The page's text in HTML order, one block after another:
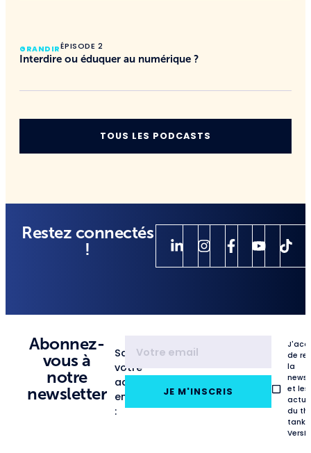
GRANDIRÉPISODE 2
Interdire ou éduquer au numérique ?
TOUS LES PODCASTS
Restez connectés
!
Abonnez-
vous à
notre
newsletter
Saisissez
votre
adresse
email
:
JE M'INSCRIS
de
la
et les
du
tank